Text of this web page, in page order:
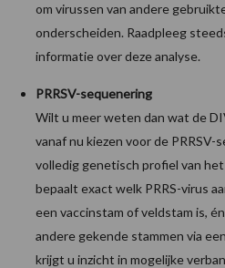
om virussen van andere
onderscheiden. Raadpleeg
informatie over deze analyse.
PRRSV-sequenering
Wilt u meer weten dan wat de
vanaf nu kiezen voor de
volledig genetisch profiel van
bepaalt exact welk PRRS-virus
een vaccinstam of veldstam is,
andere gekende stammen via
krijgt u inzicht in mogelijke